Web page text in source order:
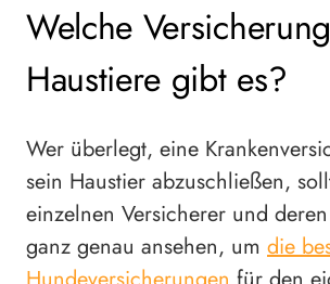
Welche
Haustiere gibt es?
Wer überlegt, eine
sein Haustier abzuschließen,
einzelnen Versicherer und
ganz genau ansehen, um die